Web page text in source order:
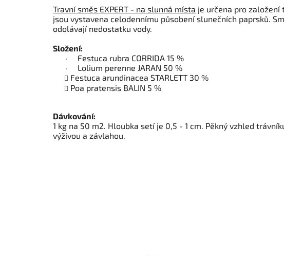
Travní směs EXPERT - na slunná místa je určena pro
jsou vystavena celodennímu působení slunečních paprsků.
odolávají nedostatku vody.
Složení:
· Festuca rubra CORRIDA 15 %
· Lolium perenne JARAN 50 %
Festuca arundinacea STARLETT 30 %
Poa pratensis BALIN 5 %
Dávkování:
1 kg na 50 m2. Hloubka setí je 0,5 - 1 cm. Pěkný vzhled
výživou a závlahou.